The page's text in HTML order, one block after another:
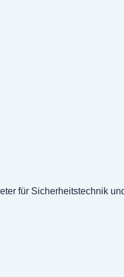
für Sicherheitstechnik